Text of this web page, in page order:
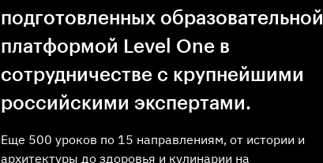
подготовленных образовательной
платформой Level One в
сотрудничестве с крупнейшими
российскими экспертами.
Еще 500 уроков по 15 направлениям, от истории и
архитектуры до здоровья и кулинарии на